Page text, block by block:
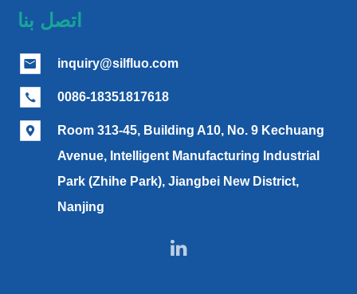
اتصل بنا
 inquiry@silfluo.com
 0086-18351817618

Room 313-45, Building A10, No. 9 Kechuang
Avenue, Intelligent Manufacturing Industrial
Park (Zhihe Park), Jiangbei New District,
Nanjing
